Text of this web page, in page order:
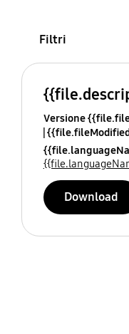
Filtri
Versione
Download